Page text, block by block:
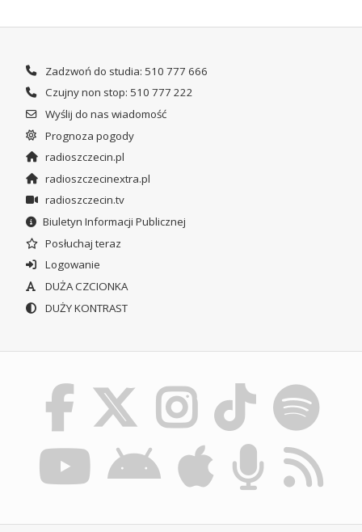
Zadzwoń do studia: 510 777 666
Czujny non stop: 510 777 222
Wyślij do nas wiadomość
Prognoza pogody
radioszczecin.pl
radioszczecinextra.pl
radioszczecin.tv
Biuletyn Informacji Publicznej
Posłuchaj teraz
Logowanie
DUŻA CZCIONKA
DUŻY KONTRAST